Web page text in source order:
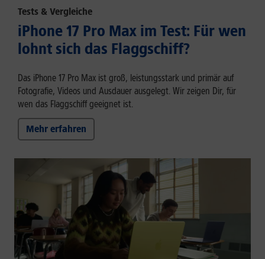
Tests & Vergleiche
iPhone 17 Pro Max im Test: Für wen
lohnt sich das Flaggschiff?
Das iPhone 17 Pro Max ist groß, leistungsstark und primär auf
Fotografie, Videos und Ausdauer ausgelegt. Wir zeigen Dir, für
wen das Flaggschiff geeignet ist.
Mehr erfahren